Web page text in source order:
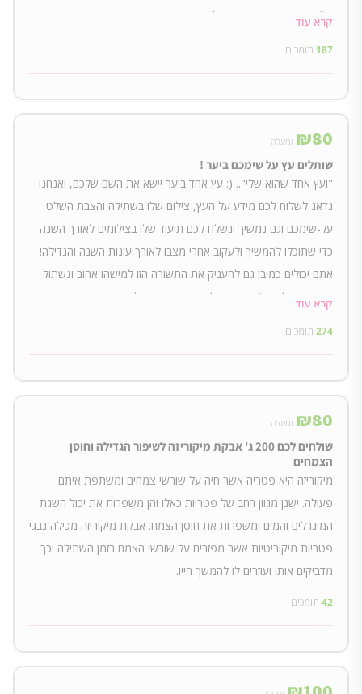
מלווה בהנחיות זריעה וטיפול כמובן, יחד עם טיפים נוספים לגינון ברמת
קרא עוד
187 תומכים
₪80 ומעלה
שותלים עץ על שימכם ביער !
"ועץ אחד שהוא שלי".. (: עץ אחד ביער יישא את השם שלכם, ואנחנו
נדאג לשלוח לכם מידע על העץ, צילום שלו בשתילה והצבת השלט
על-שימכם וגם נמשיך ונשלח לכם תיעוד שלו בצילומים לאורך השנה
כדי שתוכלו להמשיך ולעקוב אחרי מצבו לאורך עונות השנה והגדילה!
אתם יכולים כמובן גם להעניק את התשורה הזו למישהו אהוב ונשתול
את העץ על-שמו/שמה, או לזכר אדם שיקר לליבכם.
קרא עוד
274 תומכים
₪80 ומעלה
שולחים לכם 200 ג' אבקת מיקוריזה לשיפור הגדילה וחוסן
הצמחים
מיקוריזה היא פטריה אשר חיה על שורשי צמחים ומשתפת איתם
פעולה. ישנן מגוון רחב של פטריות כאלו והן משפרות את יכול השגת
המינרלים והמים ומשפרות את חוסן הצמח. אבקת מיקוריזה מכילה נבגי
פטריות מיקוריטיות אשר מפזרים על שורשי הצמח בזמן השתילה וכך
מדביקים אותו ועוזרים לו להמשך חייו.
42 תומכים